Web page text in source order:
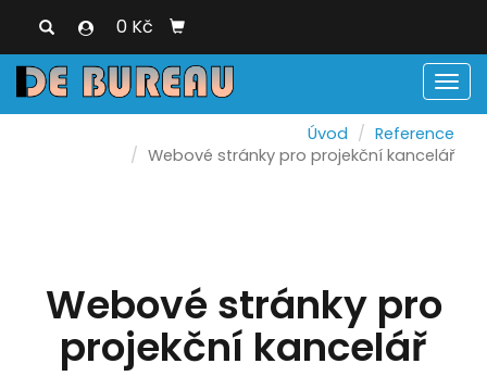
0 Kč
Úvod
Reference
Webové stránky pro projekční kancelář
Webové stránky pro
projekční kancelář